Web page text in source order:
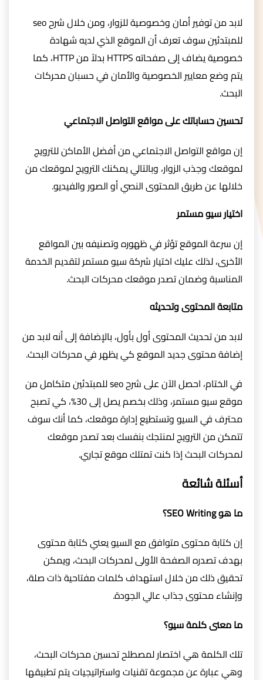
لابد من توفير أمان وخصوصية للزوار، ومن خلال شرح seo
للمبتدئين سوف تعرف أن الموقع الذي لديه شهادة
خصوصية يضاف إلى صفحاته HTTPS بدلاً من HTTP، كما
يتم وضع معايير الخصوصية والأمان في حسبان محركات
البحث.
تحسين حساباتك على مواقع التواصل الاجتماعي
إن مواقع التواصل الاجتماعي من أفضل الأماكن للترويج
لموقعك وجذب الزوار، وبالتالي يمكنك الترويج لموقعك من
خلالها عن طريق المحتوى النصي أو الصور والفيديو.
اختيار سيو مستمر
إن سرعة الموقع تؤثر في ظهوره وتصنيفه بين المواقع
الأخرى، لذلك عليك اختيار شركة سيو مستمر لتقديم الخدمة
المناسبة وضمان تصدر موقعك محركات البحث.
متابعة المحتوى وتحديثه
لابد من تحديث المحتوى أول بأول، بالإضافة إلى أنه لابد من
إضافة محتوى جديد الموقع كي يظهر في محركات البحث.
في الختام، احصل الآن على شرح seo للمبتدئين متكامل من
موقع سيو مستمر، وذلك بخصم يصل إلى 30%، كي تصبح
محترف في السيو وتستطيع إدارة موقعك، كما أنك سوف
تتمكن من الترويج لمنتجك بنفسك بعد تصدر موقعك
لمحركات البحث إذا كنت تمتلك موقع تجاري.
أسئلة شائعة
ما هو SEO Writing؟
إن كتابة محتوى متوافق مع السيو يعني كتابة محتوى
بهدف تصدره الصفحة الأولى لمحركات البحث، ويمكن
تحقيق ذلك من خلال استهداف كلمات مفتاحية ذات صلة،
وإنشاء محتوى جذاب عالي الجودة.
ما معنى كلمة سيو؟
تلك الكلمة هي اختصار لمصطلح تحسين محركات البحث،
وهي عبارة عن مجموعة تقنيات واستراتيجيات يتم تطبيقها